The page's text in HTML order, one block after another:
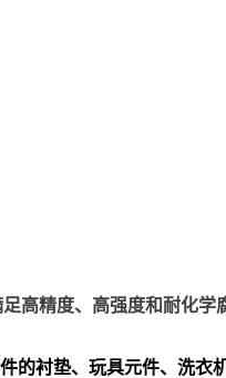
高精度、高强度和耐化学
的衬垫、玩具元件、洗衣